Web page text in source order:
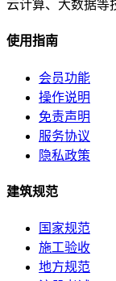
云计算、大数据等
使用指南
会员功能
操作说明
免责声明
服务协议
隐私政策
建筑规范
国家规范
施工验收
地方规范